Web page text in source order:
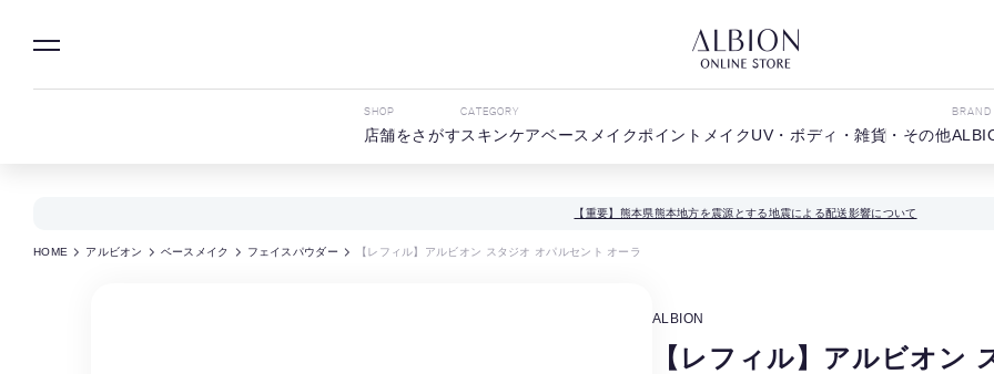
SHOP
店舗をさがす
CATEGORY
スキンケアベースメイクポイントメイクUV・ボディ・雑貨・その他
BRAND
【重要】熊本県熊本地方を震源とする地震による配送影響について
HOME アルビオン ベースメイク フェイスパウダー 【レフィル】アルビオン スタジオ オパルセント オーラ
ALBION
【レフィル】アルビオン